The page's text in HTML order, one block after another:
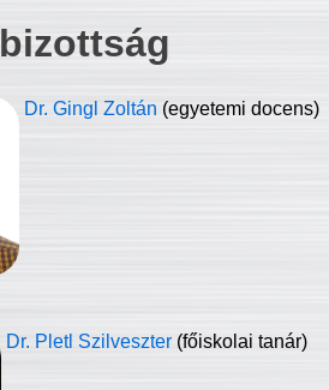
Dr. Gingl Zoltán (egyetemi docens)
Dr. Pletl Szilveszter (főiskolai tanár)